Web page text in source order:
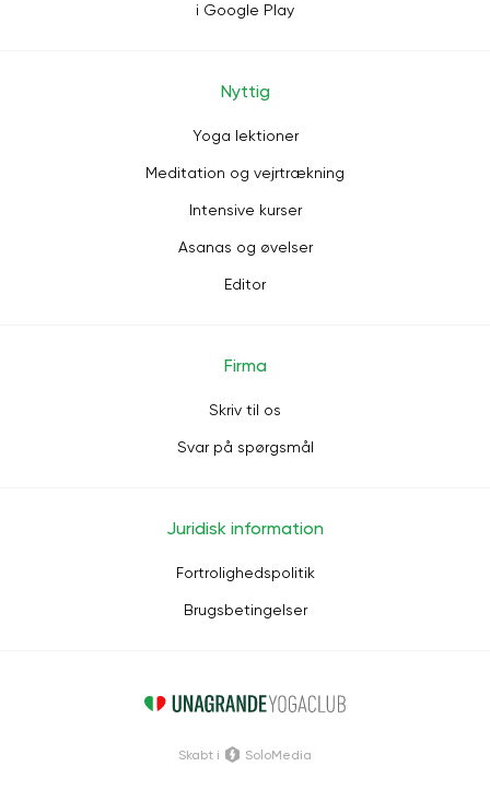
i Google Play
Nyttig
Yoga lektioner
Meditation og vejrtrækning
Intensive kurser
Asanas og øvelser
Editor
Firma
Skriv til os
Svar på spørgsmål
Juridisk information
Fortrolighedspolitik
Brugsbetingelser
Skabt i SoloMedia